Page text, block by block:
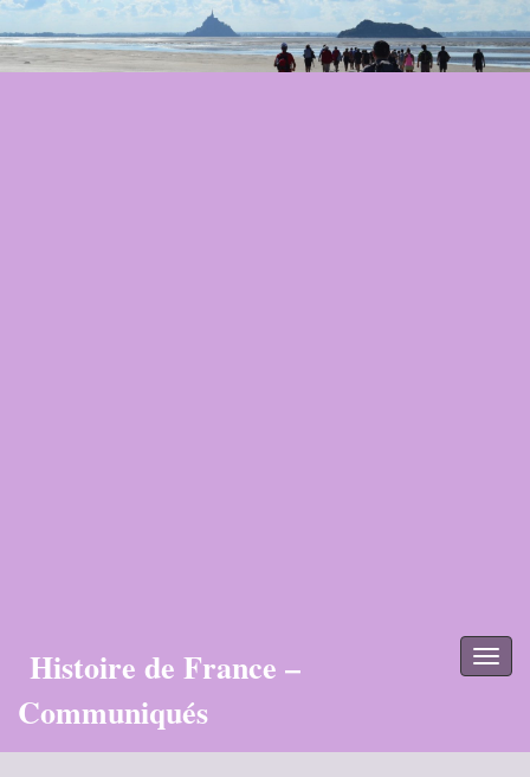
Histoire de France –
Communiqués